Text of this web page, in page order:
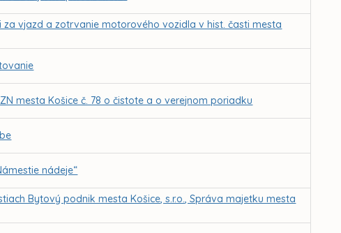
za vjazd a zotrvanie motorového vozidla v hist. časti mesta
mesta Košice č. 78 o čistote a o verejnom poriadku
nádeje“
Bytový podnik mesta Košice, s.r.o., Správa majetku mesta